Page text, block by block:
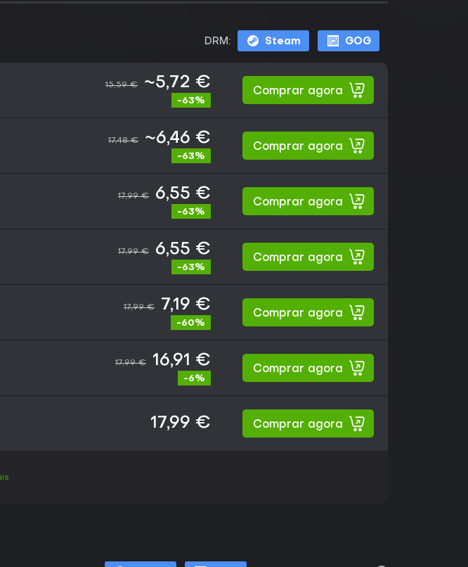
DRM: Steam GOG
15,59 € ~5,72 €
-63%
Comprar agora
17,48 € ~6,46 €
-63%
Comprar agora
17,99 € 6,55 €
-63%
Comprar agora
17,99 € 6,55 €
-63%
Comprar agora
17,99 € 7,19 €
-60%
Comprar agora
17,99 € 16,91 €
-6%
Comprar agora
17,99 € Comprar agora